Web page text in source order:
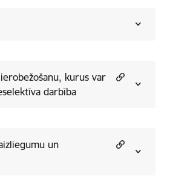
kurus var
darbība
un